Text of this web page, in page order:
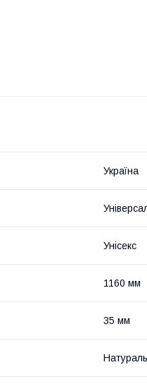
Україна
Унісекс
1160 мм
35 мм